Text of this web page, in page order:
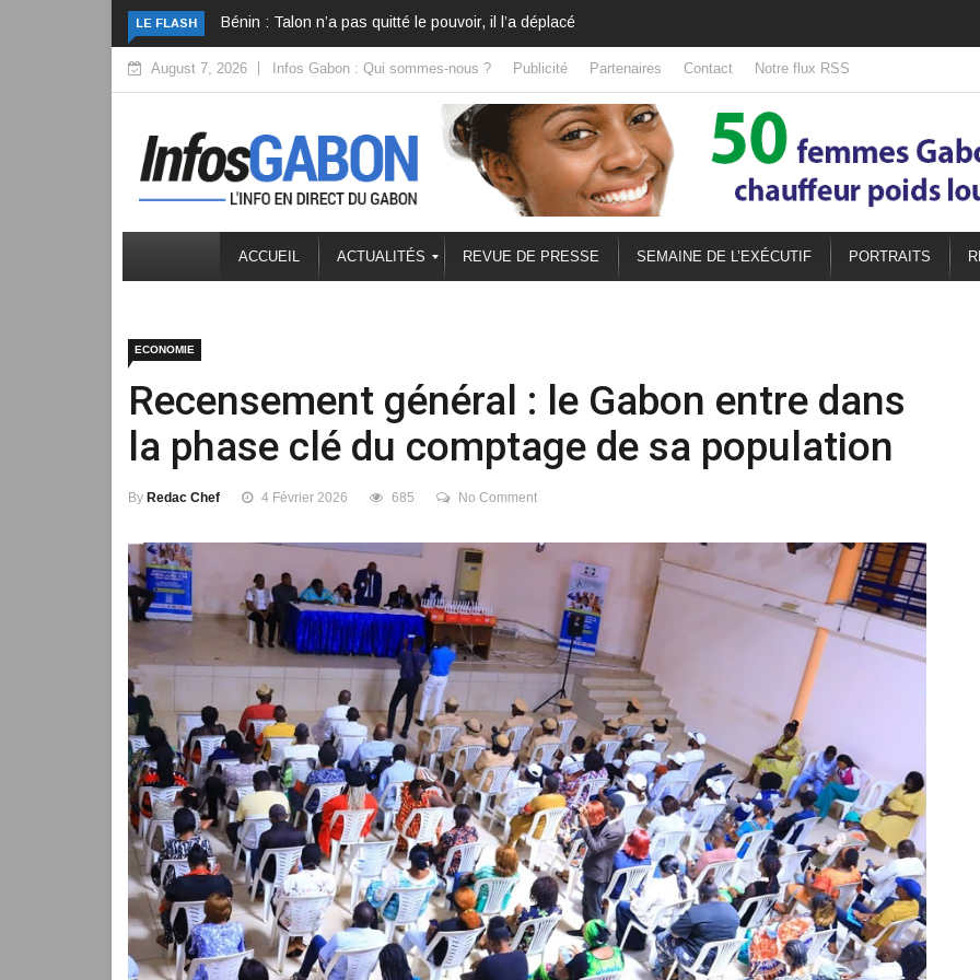
LE FLASH Bénin : Talon n’a pas quitté le pouvoir, il l’a déplacé
August 7, 2026 Infos Gabon : Qui sommes-nous ? Publicité Partenaires Contact Notre flux RSS
ACCUEIL ACTUALITÉS REVUE DE PRESSE SEMAINE DE L’EXÉCUTIF PORTRAITS
ECONOMIE
Recensement général : le Gabon entre dans
la phase clé du comptage de sa population
By Redac Chef 4 Février 2026 685 No Comment